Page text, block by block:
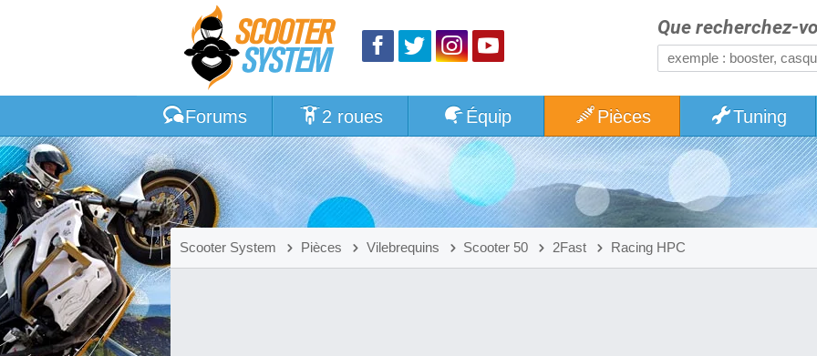
Que recherchez-
Forums 2 roues Équip Pièces Tuning
Scooter System Pièces Vilebrequins Scooter 50 2Fast Racing HPC